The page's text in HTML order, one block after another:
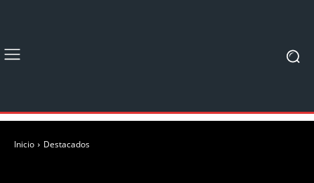
Inicio Destacados